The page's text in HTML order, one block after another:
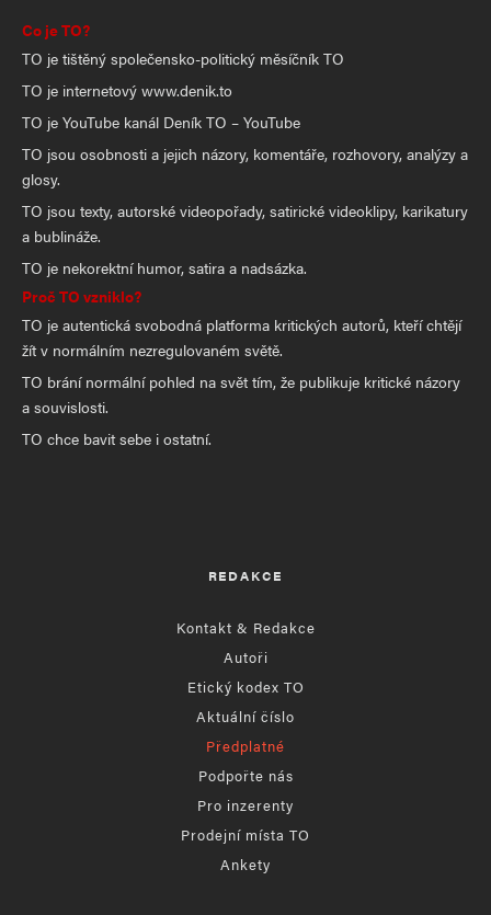
Co je TO?
TO je tištěný společensko-politický měsíčník TO
TO je internetový www.denik.to
TO je YouTube kanál Deník TO – YouTube
TO jsou osobnosti a jejich názory, komentáře, rozhovory, analýzy a
glosy.
TO jsou texty, autorské videopořady, satirické videoklipy, karikatury
a bublináže.
TO je nekorektní humor, satira a nadsázka.
Proč TO vzniklo?
TO je autentická svobodná platforma kritických autorů, kteří chtějí
žít v normálním nezregulovaném světě.
TO brání normální pohled na svět tím, že publikuje kritické názory
a souvislosti.
TO chce bavit sebe i ostatní.
REDAKCE
Kontakt & Redakce
Autoři
Etický kodex TO
Aktuální číslo
Předplatné
Podpořte nás
Pro inzerenty
Prodejní místa TO
Ankety